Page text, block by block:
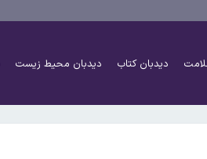
دیدبان کتاب دیدبان محیط زیست